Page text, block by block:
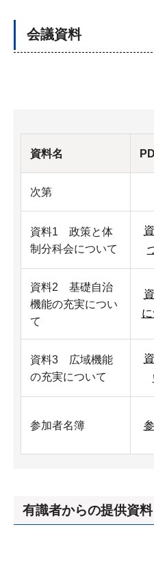
会議資料
資料名
次第
資料1 政策と体
制分科会について
資料2 基礎自治
機能の充実につい
て
資料3 広域機能
の充実について
参加者名簿
有識者からの提供資料